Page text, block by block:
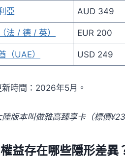
亞 AUD 349
法 / 德 / 英） EUR 200
（UAE） USD 249
時間：2026年5月。
陸版本叫做雅高臻享卡（標價
益存在哪些隱形差異